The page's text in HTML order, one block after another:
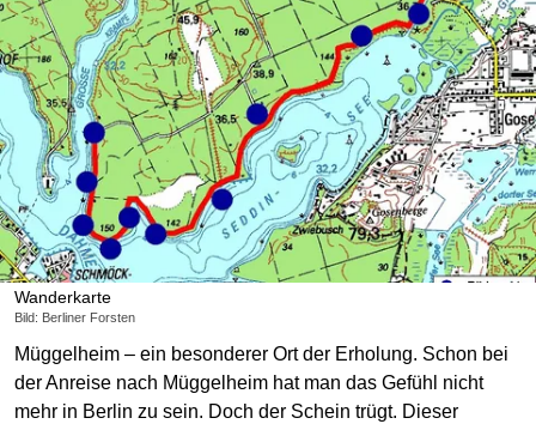
Wanderkarte
Bild: Berliner Forsten
Müggelheim – ein besonderer Ort der Erholung. Schon bei
der Anreise nach Müggelheim hat man das Gefühl nicht
mehr in Berlin zu sein. Doch der Schein trügt. Dieser